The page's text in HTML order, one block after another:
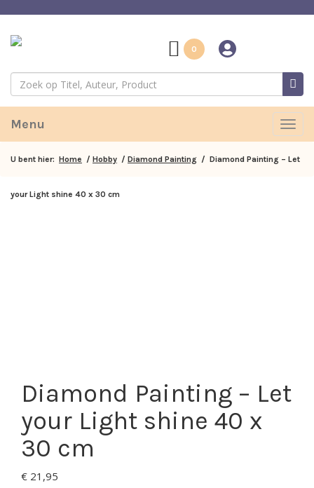
0
Menu
U bent hier: Home / Hobby / Diamond Painting / Diamond Painting – Let
your Light shine 40 x 30 cm
Diamond Painting – Let
your Light shine 40 x
30 cm
€ 21,95